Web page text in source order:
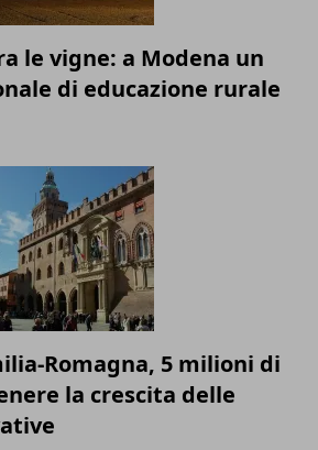
le vigne: a Modena un
di educazione rurale
Romagna, 5 milioni di
la crescita delle